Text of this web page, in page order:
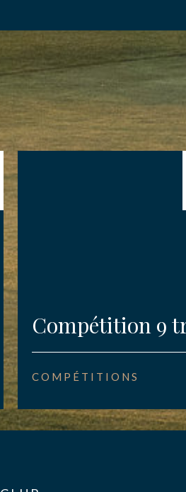
Compétition 9
COMPÉTITIONS